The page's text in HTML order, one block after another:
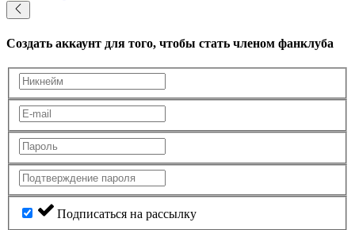
Создать аккаунт для того, чтобы стать членом фанклуба
Подписаться на рассылку